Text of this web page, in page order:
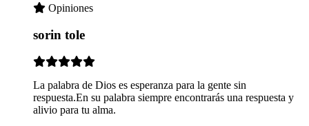
Opiniones
sorin tole
La palabra de Dios es esperanza para la gente sin
respuesta.En su palabra siempre encontrarás una respuesta y
alivio para tu alma.